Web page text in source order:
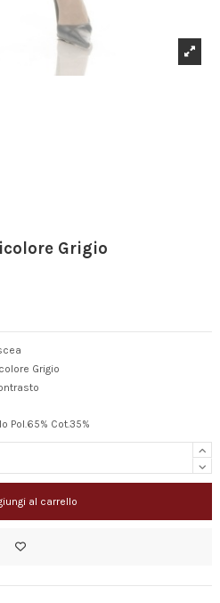
Grigio
Grigio
Pol.65% Cot.35%
al carrello